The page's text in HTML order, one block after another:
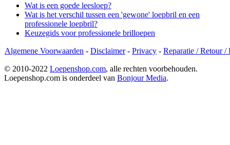
Wat is een goede leesloep?
Wat is het verschil tussen een 'gewone' loepbril en een
professionele loepbril?
Keuzegids voor professionele brilloepen
Algemene Voorwaarden - Disclaimer- Privacy - Reparatie / Retour /
© 2010-2022 Loepenshop.com, alle rechten voorbehouden.
Loepenshop.com is onderdeel van Bonjour Media.